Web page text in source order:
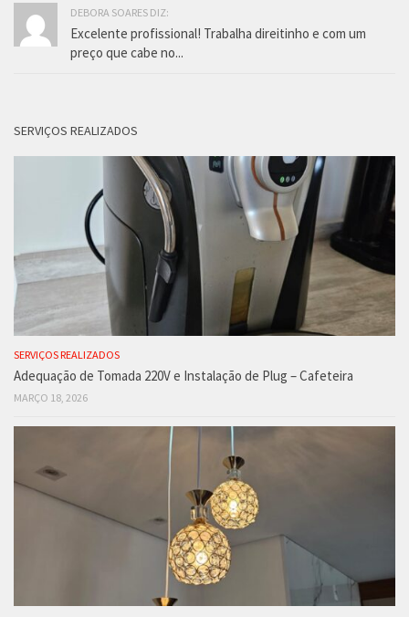
DEBORA SOARES DIZ:
Excelente profissional! Trabalha direitinho e com um
preço que cabe no...
SERVIÇOS REALIZADOS
SERVIÇOS REALIZADOS
Adequação de Tomada 220V e Instalação de Plug – Cafeteira
MARÇO 18, 2026